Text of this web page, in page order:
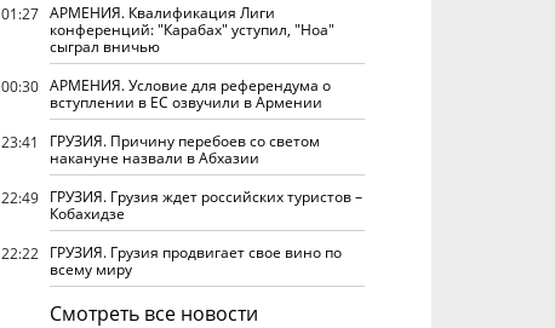
01:27 АРМЕНИЯ. Квалификация Лиги
конференций: "Карабах" уступил, "Ноа"
сыграл вничью
00:30 АРМЕНИЯ. Условие для референдума о
вступлении в ЕС озвучили в Армении
23:41
ГРУЗИЯ. Причину перебоев со светом
накануне назвали в Абхазии
22:49 ГРУЗИЯ. Грузия ждет российских туристов –
Кобахидзе
22:22 ГРУЗИЯ. Грузия продвигает свое вино по
всему миру
Смотреть все новости